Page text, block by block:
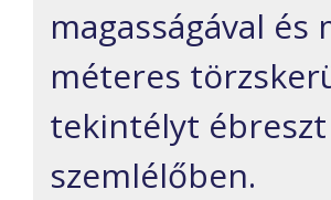
magasságával és
méteres
tekintélyt ébreszt
szemlélőben.